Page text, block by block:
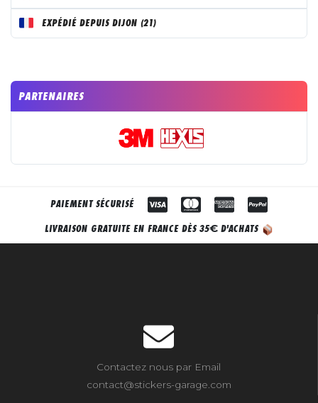
EXPÉDIÉ DEPUIS DIJON (21)
PARTENAIRES
PAIEMENT SÉCURISÉ
LIVRAISON GRATUITE EN FRANCE DÈS 35€ D'ACHATS
Contactez nous par Email
contact@stickers-garage.com